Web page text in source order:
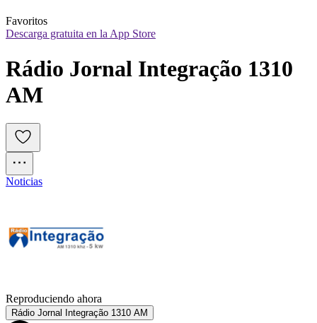
Favoritos
Descarga gratuita en la App Store
Rádio Jornal Integração 1310
AM
Noticias
Reproduciendo ahora
Rádio Jornal Integração 1310 AM